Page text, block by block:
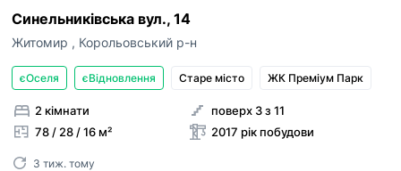
Синельниківська вул., 14
Житомир , Корольовський р-н
єОселя єВідновлення Старе місто ЖК Преміум Парк
2 кімнати
78 / 28 / 16 м²
поверх 3 з 11
2017 рік побудови
3 тиж. тому